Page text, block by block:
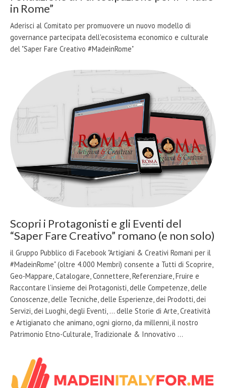
in Rome”
Aderisci al Comitato per promuovere un nuovo modello di
governance partecipata dell'ecosistema economico e culturale
del "Saper Fare Creativo #MadeinRome"
Scopri i Protagonisti e gli Eventi del
“Saper Fare Creativo” romano (e non solo)
il Gruppo Pubblico di Facebook "Artigiani & Creativi Romani per il
#MadeinRome" (oltre 4.000 Membri) consente a Tutti di Scoprire,
Geo-Mappare, Catalogare, Connettere, Referenziare, Fruire e
Raccontare l’insieme dei Protagonisti, delle Competenze, delle
Conoscenze, delle Tecniche, delle Esperienze, dei Prodotti, dei
Servizi, dei Luoghi, degli Eventi, … delle Storie di Arte, Creatività
e Artigianato che animano, ogni giorno, da millenni, il nostro
Patrimonio Etno-Culturale, Tradizionale & Innovativo …